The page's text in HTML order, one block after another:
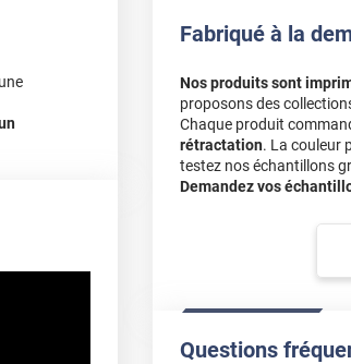
Fabriqué à la
Nos produits sont
proposons des
Chaque produit
rétractation. La couleur
testez nos échantillons
Demandez vos
Questions